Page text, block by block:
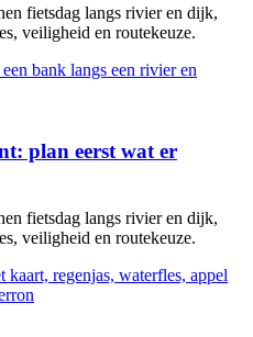
fietsdag langs rivier en dijk,
veiligheid en routekeuze.
plan eerst wat er
fietsdag langs rivier en dijk,
veiligheid en routekeuze.